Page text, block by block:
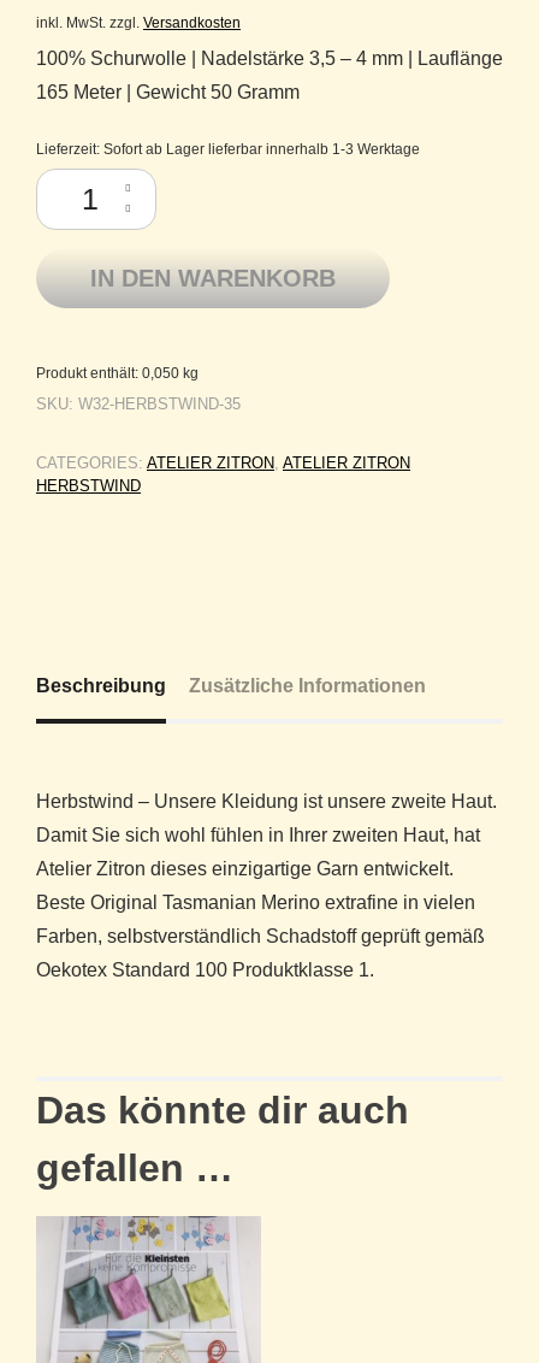
inkl. MwSt. zzgl. Versandkosten
100% Schurwolle | Nadelstärke 3,5 – 4 mm | Lauflänge
165 Meter | Gewicht 50 Gramm
Lieferzeit: Sofort ab Lager lieferbar innerhalb 1-3 Werktage
Atelier Zitron Merinowolle extrafine Herbstwind 35 koralle Menge
IN DEN WARENKORB
Produkt enthält: 0,050 kg
SKU: W32-HERBSTWIND-35
CATEGORIES: ATELIER ZITRON ATELIER ZITRON
HERBSTWIND
Beschreibung Zusätzliche Informationen
Herbstwind – Unsere Kleidung ist unsere zweite Haut.
Damit Sie sich wohl fühlen in Ihrer zweiten Haut, hat
Atelier Zitron dieses einzigartige Garn entwickelt.
Beste Original Tasmanian Merino extrafine in vielen
Farben, selbstverständlich Schadstoff geprüft gemäß
Oekotex Standard 100 Produktklasse 1.
Das könnte dir auch
gefallen …